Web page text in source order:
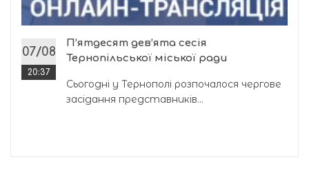
07/08
20:37
П’ятдесят дев’ята сесія
Тернопільської міської ради
Сьогодні у Тернополі розпочалося чергове
засідання представників...